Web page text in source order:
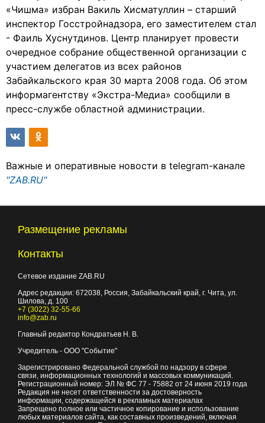
«Чишма» избран Вакиль Хисматуллин – старший
инспектор Госстройнадзора, его заместителем стал
- Фаиль Хуснутдинов. Центр планирует провести
очередное собрание общественной организации с
участием делегатов из всех районов
Забайкальского края 30 марта 2008 года. Об этом
информагентству «Экстра-Медиа» сообщили в
пресс-службе областной администрации.
Важные и оперативные новости в telegram-канале
"ZAB.RU"
Размещение рекламы
Контакты
Сетевое издание ZAB.RU
Адрес редакции: 672038, Россия, Забайкальский край, г. Чита, ул.
Шилова, д. 100
+7 (3022) 32-55-66
info@zab.ru
Главный редактор Кондратьев Н. В.
Учредитель - ООО "Событие"
Зарегистрировано Федеральной службой по надзору в сфере
связи, информационных технологий и массовых коммуникаций.
Регистрационный номер: ЭЛ № ФС 77 - 75882 от 24 июня 2019 года
Редакция не несет ответственности за достоверность
информации, содержащейся в рекламных материалах
Запрещено полное или частичное копирование и использование
любых материалов сайта, как составных произведений, включая